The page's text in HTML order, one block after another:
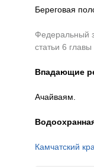
Береговая
Федеральный
статьи 6 главы
Впадающие
Ачайваям.
Камчатский